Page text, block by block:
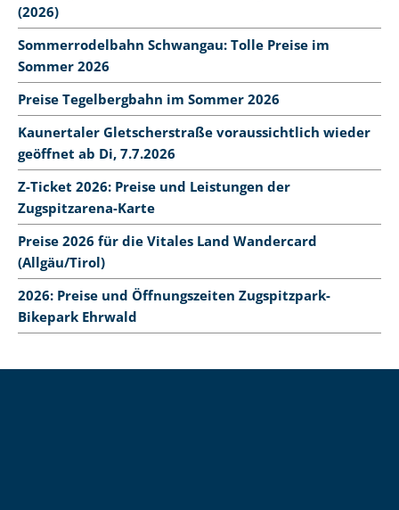
(2026)
Sommerrodelbahn Schwangau: Tolle Preise im
Sommer 2026
Preise Tegelbergbahn im Sommer 2026
Kaunertaler Gletscherstraße voraussichtlich wieder
geöffnet ab Di, 7.7.2026
Z-Ticket 2026: Preise und Leistungen der
Zugspitzarena-Karte
Preise 2026 für die Vitales Land Wandercard
(Allgäu/Tirol)
2026: Preise und Öffnungszeiten Zugspitzpark-
Bikepark Ehrwald